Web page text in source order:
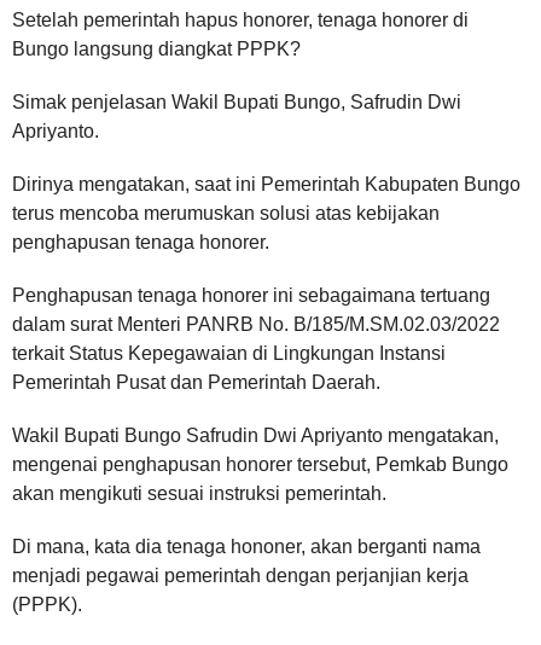
Setelah pemerintah hapus honorer, tenaga honorer di
Bungo langsung diangkat PPPK?
Simak penjelasan Wakil Bupati Bungo, Safrudin Dwi
Apriyanto.
Dirinya mengatakan, saat ini Pemerintah Kabupaten Bungo
terus mencoba merumuskan solusi atas kebijakan
penghapusan tenaga honorer.
Penghapusan tenaga honorer ini sebagaimana tertuang
dalam surat Menteri PANRB No. B/185/M.SM.02.03/2022
terkait Status Kepegawaian di Lingkungan Instansi
Pemerintah Pusat dan Pemerintah Daerah.
Wakil Bupati Bungo Safrudin Dwi Apriyanto mengatakan,
mengenai penghapusan honorer tersebut, Pemkab Bungo
akan mengikuti sesuai instruksi pemerintah.
Di mana, kata dia tenaga hononer, akan berganti nama
menjadi pegawai pemerintah dengan perjanjian kerja
(PPPK).